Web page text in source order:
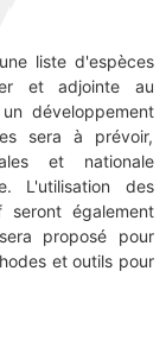
liste d'espèces
et adjointe au
développement
sera à prévoir,
et nationale
L'utilisation des
seront également
proposé pour
et outils pour